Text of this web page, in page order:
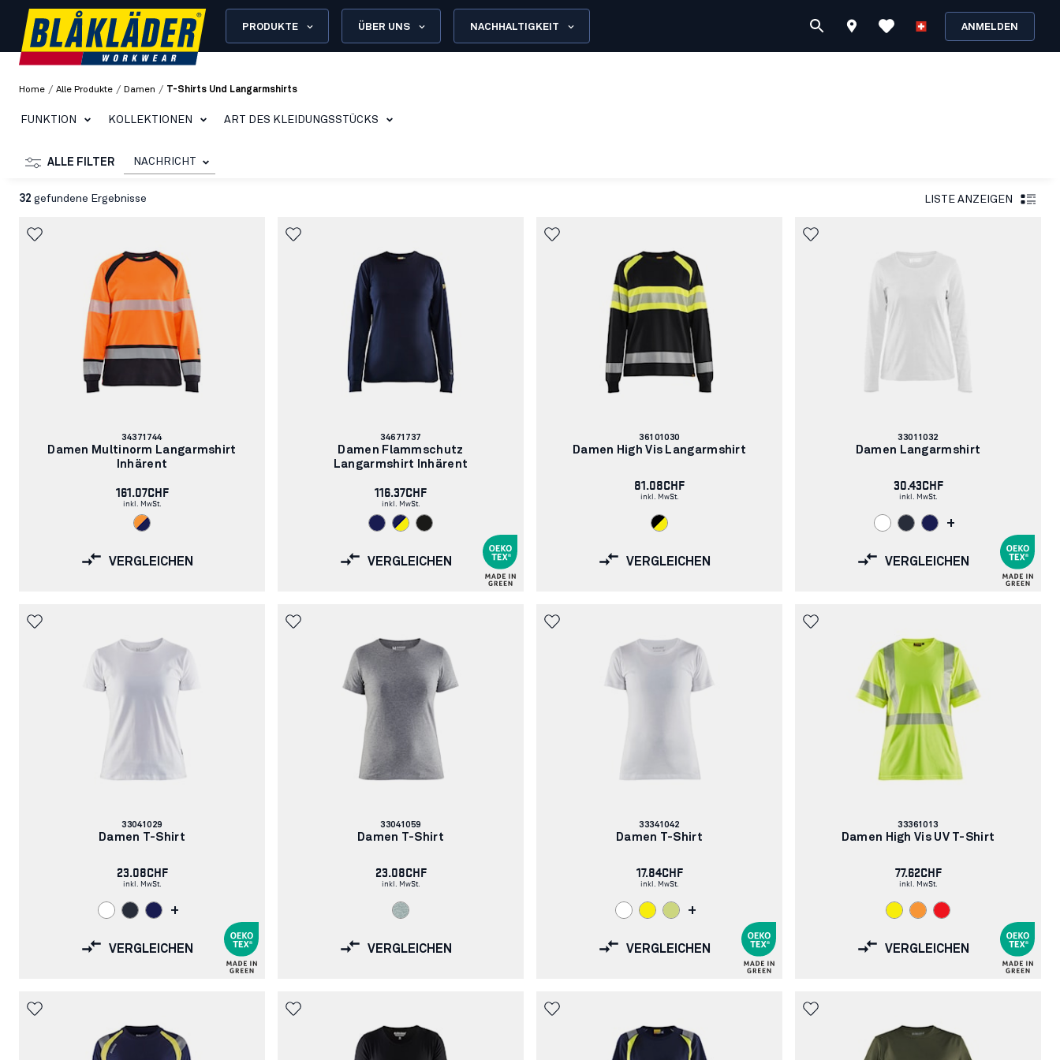
PRODUKTE ÜBER UNS NACHHALTIGKEIT ANMELDEN
Home / Alle Produkte / Damen / T-Shirts Und Langarmshirts
FUNKTION KOLLEKTIONEN ART DES KLEIDUNGSSTÜCKS
ALLE FILTER NACHRICHT
32 gefundene Ergebnisse LISTE ANZEIGEN
Artikelnummer:
34371744
Damen Multinorm Langarmshirt
Inhärent
161.07CHF
inkl. MwSt.
VERGLEICHEN
Artikelnummer:
34671737
Damen Flammschutz
Langarmshirt Inhärent
116.37CHF
inkl. MwSt.
VERGLEICHEN
Artikelnummer:
36101030
Damen High Vis Langarmshirt
81.08CHF
inkl. MwSt.
VERGLEICHEN
Artikelnummer:
33011032
Damen Langarmshirt
30.43CHF
inkl. MwSt.
+
VERGLEICHEN
Artikelnummer:
33041029
Damen T-Shirt
23.08CHF
inkl. MwSt.
+
VERGLEICHEN
Artikelnummer:
33041059
Damen T-Shirt
23.08CHF
inkl. MwSt.
VERGLEICHEN
Artikelnummer:
33341042
Damen T-Shirt
17.84CHF
inkl. MwSt.
+
VERGLEICHEN
Artikelnummer:
33361013
Damen High Vis UV T-Shirt
77.62CHF
inkl. MwSt.
VERGLEICHEN